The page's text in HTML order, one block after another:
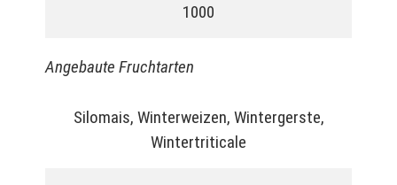
1000
Angebaute Fruchtarten
Silomais, Winterweizen, Wintergerste,
Wintertriticale